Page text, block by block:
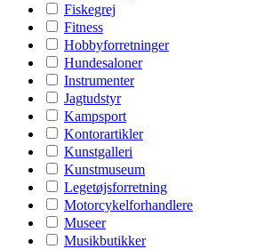
Fiskegrej
Fitness
Hobbyforretninger
Hundesaloner
Instrumenter
Jagtudstyr
Kampsport
Kontorartikler
Kunstgalleri
Kunstmuseum
Legetøjsforretning
Motorcykelforhandlere
Museer
Musikbutikker